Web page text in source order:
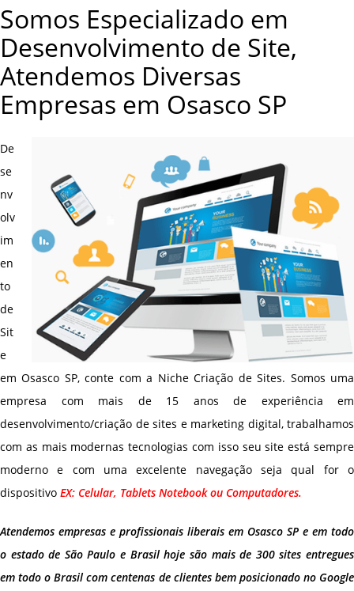
Somos Especializado em
Desenvolvimento de Site,
Atendemos Diversas
Empresas em Osasco SP
De
se
nv
olv
im
en
to
de
Sit
e
em Osasco SP, conte com a Niche Criação de Sites. Somos uma
empresa com mais de 15 anos de experiência em
desenvolvimento/criação de sites e marketing digital, trabalhamos
com as mais modernas tecnologias com isso seu site está sempre
moderno e com uma excelente navegação seja qual for o
dispositivo EX: Celular, Tablets Notebook ou Computadores.
Atendemos empresas e profissionais liberais em Osasco SP e em todo
o estado de São Paulo e Brasil hoje são mais de 300 sites entregues
em todo o Brasil com centenas de clientes bem posicionado no Google